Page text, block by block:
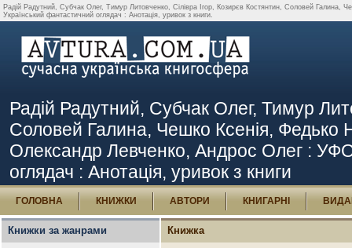
Радій Радутний, Субчак Олег, Тимур Литовченко, Сілівра Ігор, Козирєв Костянтин, Соловей
Український фантастичний оглядач : Анотація, уривок з книги.
Радій Радутний, Субчак Олег, Тимур
Соловей Галина, Чешко Ксенія, Федько
Олександр Левченко, Андрос Олег :
оглядач : Анотація, уривок з книги
ГОЛОВНА КНИЖКИ АВТОРИ КНИГАРНІ
Книжки за жанрами Книжка